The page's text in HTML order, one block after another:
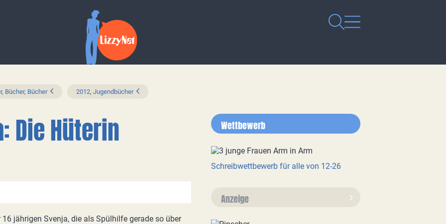
Bücher, Bücher 2012, Jugendbücher
Die Hüterin
16 jährigen Svenja, die als Spülhilfe gerade so über
Wettbewerb
Schreibwettbewerb für alle von 12-26
Anzeige